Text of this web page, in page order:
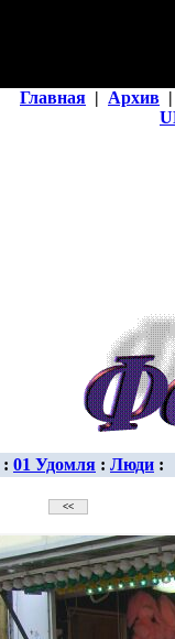
Главная | Архив |
: 01 Удомля : Люди :